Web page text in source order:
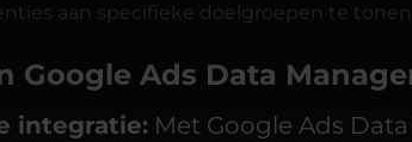
aan specifieke doelgroepen te
Google Ads Data
integratie: Met Google Ads